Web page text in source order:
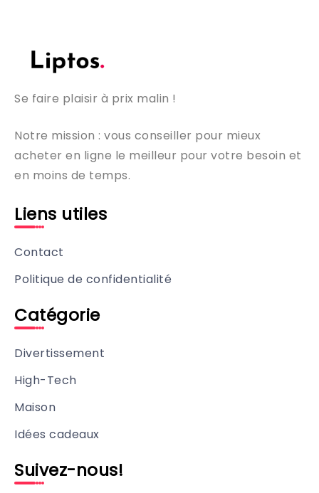
Se faire plaisir à prix malin !
Notre mission : vous conseiller pour mieux
acheter en ligne le meilleur pour votre besoin et
en moins de temps.
Liens utiles
Contact
Politique de confidentialité
Catégorie
Divertissement
High-Tech
Maison
Idées cadeaux
Suivez-nous!